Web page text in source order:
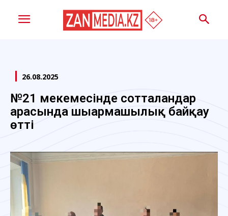
26.08.2025
№21 мекемесінде сотталғандар
арасында шығармашылық байқау
өтті